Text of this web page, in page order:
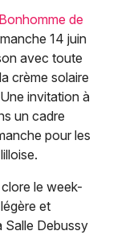
de
14 juin
avec toute
crème solaire
invitation à
un cadre
pour les
le week-
et
Salle Debussy